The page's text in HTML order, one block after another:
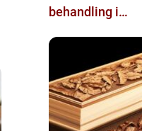
behandling i